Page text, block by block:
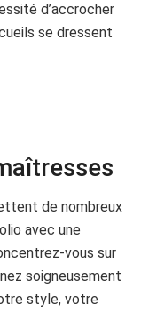
d’accrocher
se dressent
de nombreux
avec une
vous sur
soigneusement
style, votre